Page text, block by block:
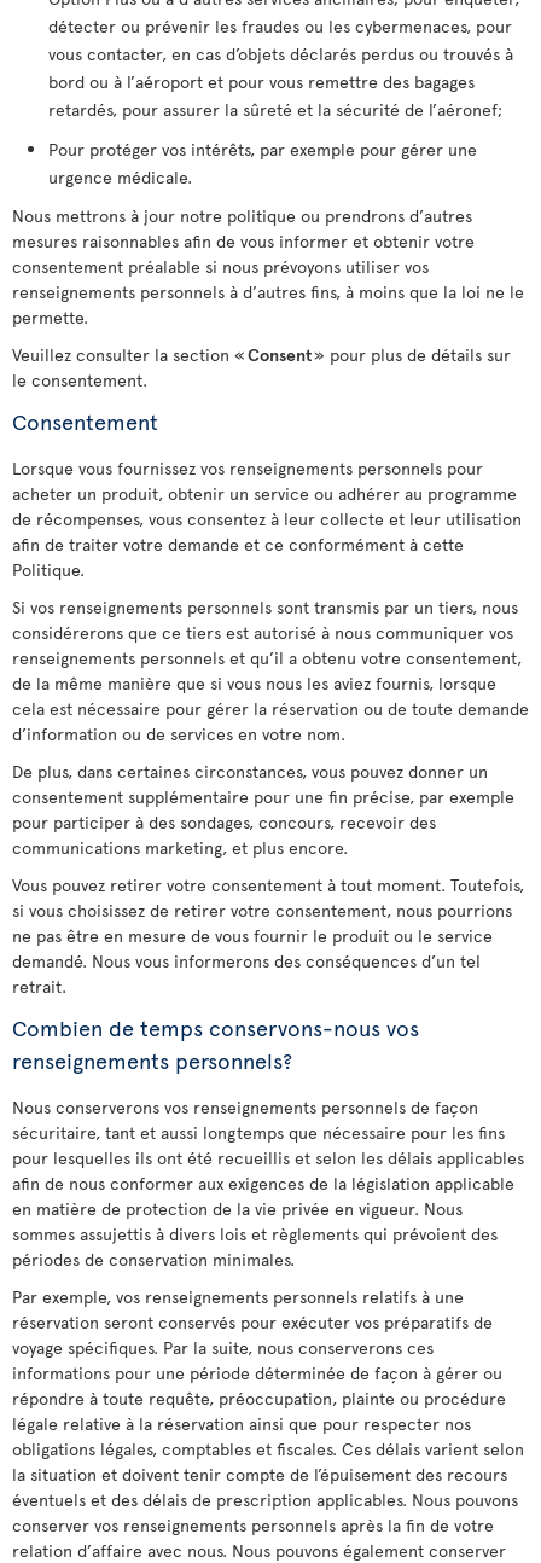
détecter ou prévenir les fraudes ou les cybermenaces, pour
vous contacter, en cas d’objets déclarés perdus ou trouvés à
bord ou à l’aéroport et pour vous remettre des bagages
retardés, pour assurer la sûreté et la sécurité de l’aéronef;
Pour protéger vos intérêts, par exemple pour gérer une
urgence médicale.
Nous mettrons à jour notre politique ou prendrons d’autres
mesures raisonnables afin de vous informer et obtenir votre
consentement préalable si nous prévoyons utiliser vos
renseignements personnels à d’autres fins, à moins que la loi ne le
permette.
Veuillez consulter la section «Consent» pour plus de détails sur
le consentement.
Consentement
Lorsque vous fournissez vos renseignements personnels pour
acheter un produit, obtenir un service ou adhérer au programme
de récompenses, vous consentez à leur collecte et leur utilisation
afin de traiter votre demande et ce conformément à cette
Politique.
Si vos renseignements personnels sont transmis par un tiers, nous
considérerons que ce tiers est autorisé à nous communiquer vos
renseignements personnels et qu’il a obtenu votre consentement,
de la même manière que si vous nous les aviez fournis, lorsque
cela est nécessaire pour gérer la réservation ou de toute demande
d’information ou de services en votre nom.
De plus, dans certaines circonstances, vous pouvez donner un
consentement supplémentaire pour une fin précise, par exemple
pour participer à des sondages, concours, recevoir des
communications marketing, et plus encore.
Vous pouvez retirer votre consentement à tout moment. Toutefois,
si vous choisissez de retirer votre consentement, nous pourrions
ne pas être en mesure de vous fournir le produit ou le service
demandé. Nous vous informerons des conséquences d’un tel
retrait.
Combien de temps conservons-nous vos
renseignements personnels?
Nous conserverons vos renseignements personnels de façon
sécuritaire, tant et aussi longtemps que nécessaire pour les fins
pour lesquelles ils ont été recueillis et selon les délais applicables
afin de nous conformer aux exigences de la législation applicable
en matière de protection de la vie privée en vigueur. Nous
sommes assujettis à divers lois et règlements qui prévoient des
périodes de conservation minimales.
Par exemple, vos renseignements personnels relatifs à une
réservation seront conservés pour exécuter vos préparatifs de
voyage spécifiques. Par la suite, nous conserverons ces
informations pour une période déterminée de façon à gérer ou
répondre à toute requête, préoccupation, plainte ou procédure
légale relative à la réservation ainsi que pour respecter nos
obligations légales, comptables et fiscales. Ces délais varient selon
la situation et doivent tenir compte de l’épuisement des recours
éventuels et des délais de prescription applicables. Nous pouvons
conserver vos renseignements personnels après la fin de votre
relation d’affaire avec nous. Nous pouvons également conserver